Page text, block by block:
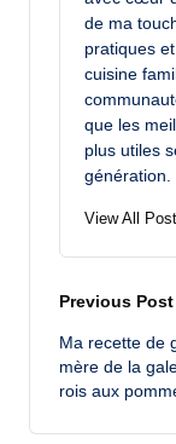
de ma
pratiques
cuisine
que les
plus utiles
génération.
View All
Post
Previous Post
Ma recette de
mère de la
rois aux